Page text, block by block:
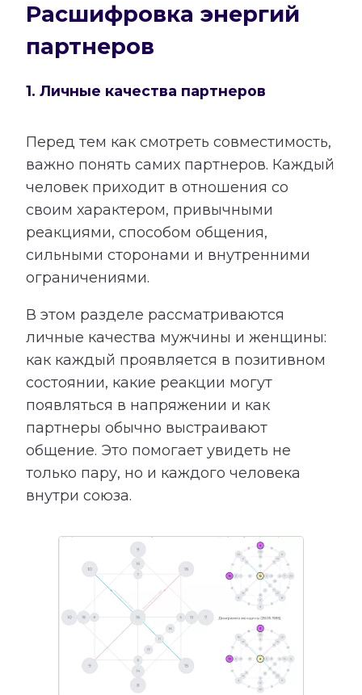
Расшифровка энергий
партнеров
1. Личные качества партнеров
Перед тем как смотреть совместимость,
важно понять самих партнеров. Каждый
человек приходит в отношения со
своим характером, привычными
реакциями, способом общения,
сильными сторонами и внутренними
ограничениями.
В этом разделе рассматриваются
личные качества мужчины и женщины:
как каждый проявляется в позитивном
состоянии, какие реакции могут
появляться в напряжении и как
партнеры обычно выстраивают
общение. Это помогает увидеть не
только пару, но и каждого человека
внутри союза.